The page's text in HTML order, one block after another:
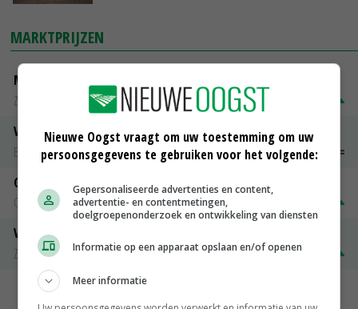
MARKTPRIJZEN
Magere melkpoeder
Zuivel NL
€ 269,00
Vleeskuikens 2001-2600 gr
Barneveld
€ 1,09~ € 1,11
Gerst
Groningen
Volle melkpoeder
Zuivel NL
€ 345,00 € 20,00
Nieuwe Oogst vraagt om uw toestemming om uw
persoonsgegevens te gebruiken voor het volgende:
Gepersonaliseerde advertenties en content,
advertentie- en contentmetingen,
doelgroepenonderzoek en ontwikkeling van diensten
Informatie op een apparaat opslaan en/of openen
Meer informatie